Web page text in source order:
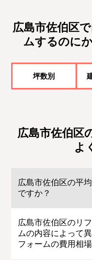
広島市佐伯区
ムするのに
坪数別
広島市佐伯区
よ
広島市佐伯区の平
ですか？
広島市佐伯区のリ
ムの内容によって
フォームの費用相